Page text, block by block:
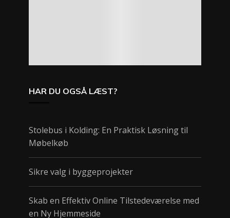
HAR DU OGSÅ LÆST?
Stolebus i Kolding: En Praktisk Løsning til
Møbelkøb
Sikre valg i byggeprojekter
Skab en Effektiv Online Tilstedeværelse med
en Ny Hjemmeside